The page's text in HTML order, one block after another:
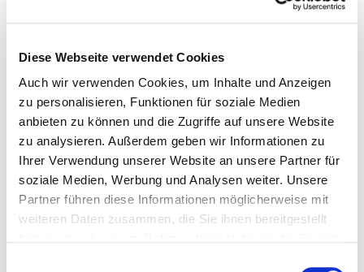
Diese Webseite verwendet Cookies
Auch wir verwenden Cookies, um Inhalte und Anzeigen
zu personalisieren, Funktionen für soziale Medien
anbieten zu können und die Zugriffe auf unsere Website
zu analysieren. Außerdem geben wir Informationen zu
Ihrer Verwendung unserer Website an unsere Partner für
soziale Medien, Werbung und Analysen weiter. Unsere
Partner führen diese Informationen möglicherweise mit
weiteren Daten zusammen, die Sie ihnen bereitgestellt
der Wasserhahn imReinwasserbetrieb
derReinwasserhebel mechanische
Abnutzungzeigt
Mit einem neuen Reinwasserventil lässt sich
dieursprüngliche Funktion Ihres RIMINI 3-
Wege-Wasserhahns schnell
wiederherstellen
WICHTIGER HINWEIS ZUR